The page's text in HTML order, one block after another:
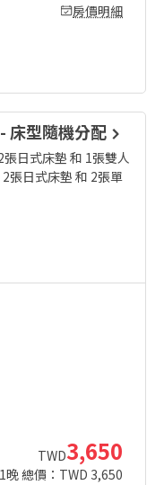
房價明細
床型隨機分配
張日式床墊 和 1張雙人
2張日式床墊 和 2張單
TWD3,650
1晚 總價：TWD 3,650